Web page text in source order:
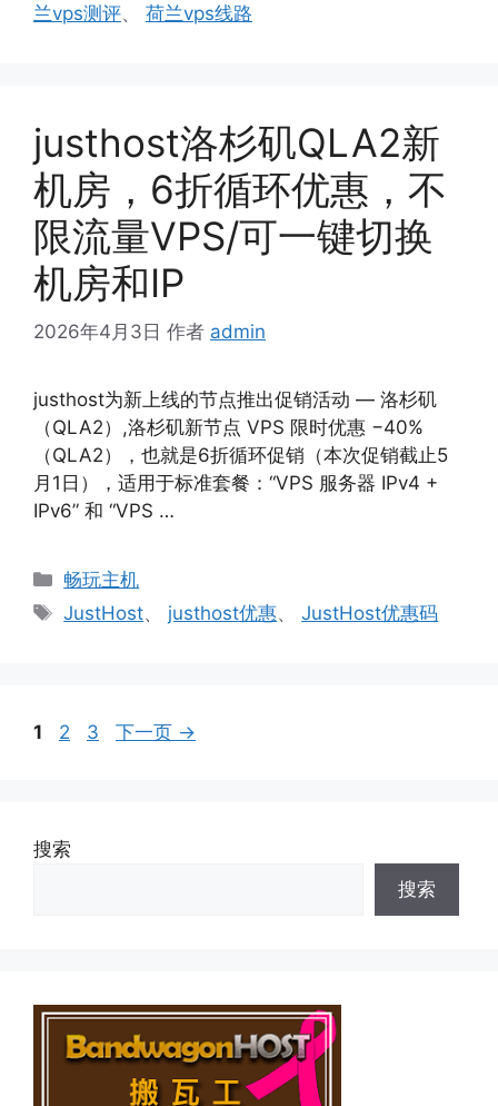
兰vps测评、 荷兰vps线路
justhost洛杉矶QLA2新
机房，6折循环优惠，不
限流量VPS/可一键切换
机房和IP
2026年4月3日 作者 admin
justhost为新上线的节点推出促销活动 — 洛杉矶
（QLA2）,洛杉矶新节点 VPS 限时优惠 −40%
（QLA2），也就是6折循环促销（本次促销截止5
月1日），适用于标准套餐：“VPS 服务器 IPv4 +
IPv6” 和 “VPS …
分
类
畅玩主机
标
JustHost、 justhost优惠、JustHost优惠码
页
1
页
2
页
3 下一页 →
搜索
搜索